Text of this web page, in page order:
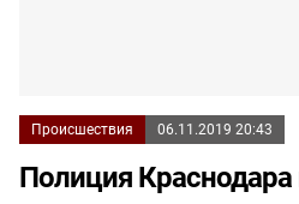
Происшествия 06.11.2019 20:43
Полиция